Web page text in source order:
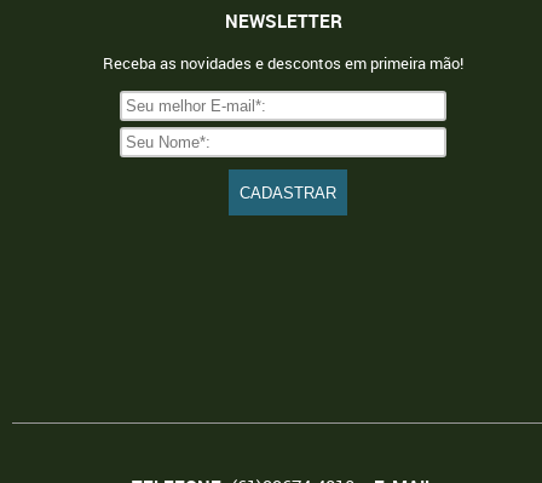
NEWSLETTER
Receba as novidades e descontos em primeira mão!